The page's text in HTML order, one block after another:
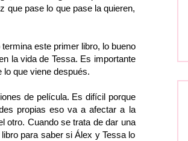
que pase lo que pase la quieren,
este primer libro, lo bueno
la vida de Tessa. Es importante
que viene después.
de película. Es difícil porque
propias eso va a afectar a la
otro. Cuando se trata de dar una
para saber si Álex y Tessa lo